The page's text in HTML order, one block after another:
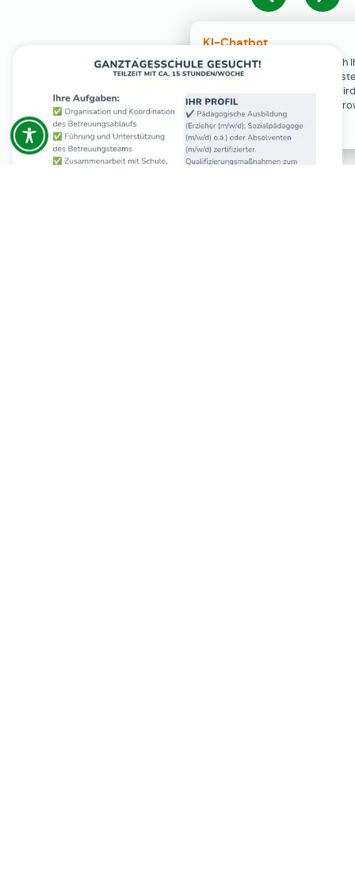
KI-Chatbot
Der KI-Chatbot steht erst nach
Einwilligung in den Cookie-
Verfügung. Der Chat-Verlauf
ausschließlich lokal in Ihrem
gespeichert.